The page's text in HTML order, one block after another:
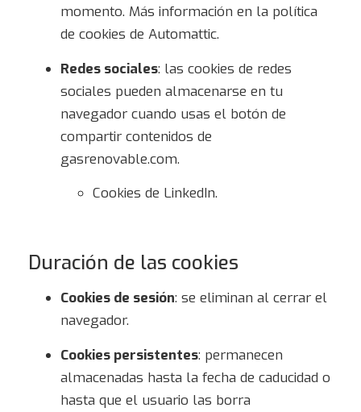
momento. Más información en la política
de cookies de Automattic.
Redes sociales: las cookies de redes
sociales pueden almacenarse en tu
navegador cuando usas el botón de
compartir contenidos de
gasrenovable.com.
Cookies de LinkedIn.
Duración de las cookies
Cookies de sesión: se eliminan al cerrar el
navegador.
Cookies persistentes: permanecen
almacenadas hasta la fecha de caducidad o
hasta que el usuario las borra